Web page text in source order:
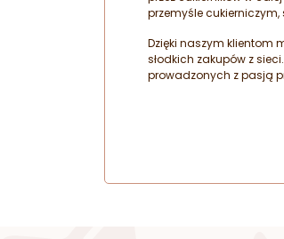
przemyśle
Dzięki naszym klientom
słodkich zakupów z
prowadzonych z pasją